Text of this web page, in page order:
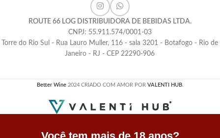
ROUTE 66 LOG DISTRIBUIDORA DE BEBIDAS LTDA.
CNPJ: 55.911.574/0001-03
Torre do Rio Sul - Rua Lauro Muller, 116 - sala 3201 - Botafogo - Rio de
Janeiro - RJ - CEP 22290-906
Better Wine 2024 CRIADO COM AMOR POR VALENTI HUB.